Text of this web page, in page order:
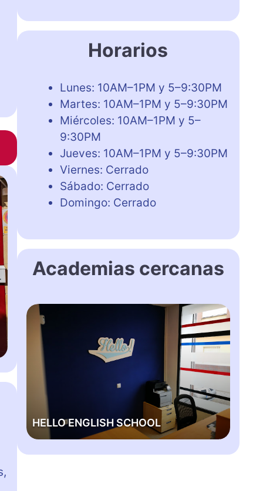
Horarios
Lunes: 10AM–1PM y 5–9:30PM
Martes: 10AM–1PM y 5–9:30PM
Miércoles: 10AM–1PM y 5–
9:30PM
Jueves: 10AM–1PM y 5–9:30PM
Viernes: Cerrado
Sábado: Cerrado
Domingo: Cerrado
Academias cercanas
HELLO ENGLISH SCHOOL
H
I